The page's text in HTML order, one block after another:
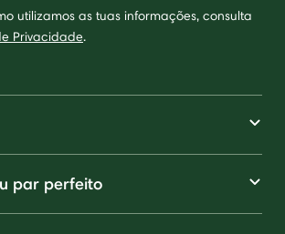
utilizamos as tuas informações, consulta
Privacidade.
par perfeito